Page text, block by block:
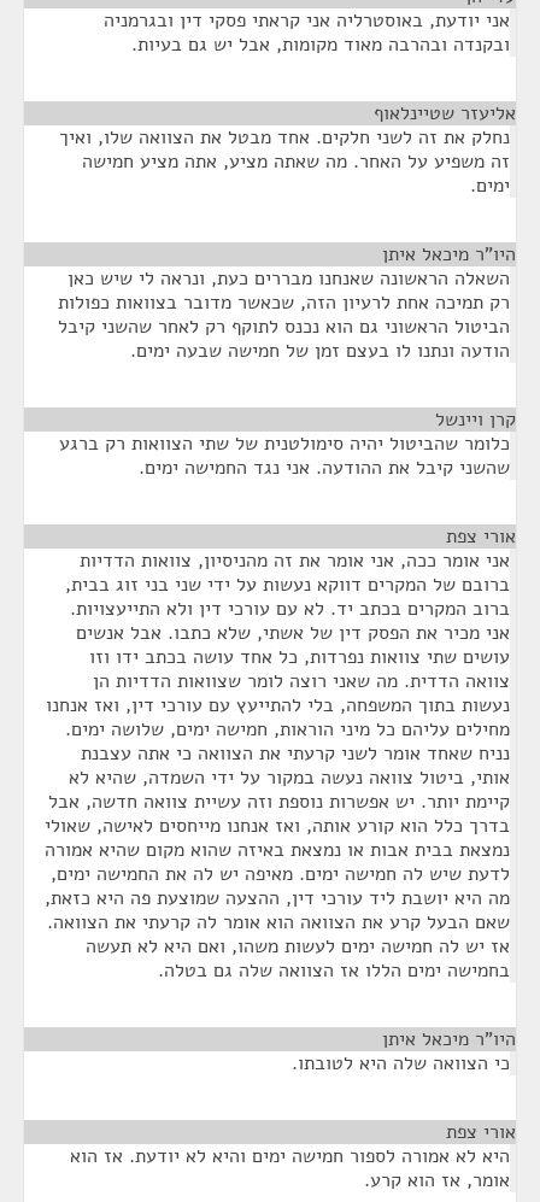
אני יודעת, באוסטרליה אני קראתי פסקי דין ובגרמניה
ובקנדה ובהרבה מאוד מקומות, אבל יש גם בעיות.
אליעזר שטיינלאוף
נחלק את זה לשני חלקים. אחד מבטל את הצוואה שלו, ואיך
זה משפיע על האחר. מה שאתה מציע, אתה מציע חמישה
ימים.
היו"ר מיכאל איתן
השאלה הראשונה שאנחנו מבררים כעת, ונראה לי שיש כאן
רק תמיכה אחת לרעיון הזה, שכאשר מדובר בצוואות כפולות
הביטול הראשוני גם הוא נכנס לתוקף רק לאחר שהשני קיבל
הודעה ונתנו לו בעצם זמן של חמישה שבעה ימים.
קרן ויינשל
כלומר שהביטול יהיה סימולטנית של שתי הצוואות רק ברגע
שהשני קיבל את ההודעה. אני נגד החמישה ימים.
אורי צפת
אני אומר ככה, אני אומר את זה מהניסיון, צוואות הדדיות
ברובם של המקרים דווקא נעשות על ידי שני בני זוג בבית,
ברוב המקרים בכתב יד. לא עם עורכי דין ולא התייעצויות.
אני מכיר את הפסק דין של אשתי, שלא כתבו. אבל אנשים
עושים שתי צוואות נפרדות, כל אחד עושה בכתב ידו וזו
צוואה הדדית. מה שאני רוצה לומר שצוואות הדדיות הן
נעשות בתוך המשפחה, בלי להתייעץ עם עורכי דין, ואז אנחנו
מחילים עליהם כל מיני הוראות, חמישה ימים, שלושה ימים.
נניח שאחד אומר לשני קרעתי את הצוואה כי אתה עצבנת
אותי, ביטול צוואה נעשה במקור על ידי השמדה, שהיא לא
קיימת יותר. יש אפשרות נוספת וזה עשיית צוואה חדשה, אבל
בדרך כלל הוא קורע אותה, ואז אנחנו מייחסים לאישה, שאולי
נמצאת בבית אבות או נמצאת באיזה שהוא מקום שהיא אמורה
לדעת שיש לה חמישה ימים. מאיפה יש לה את החמישה ימים,
מה היא יושבת ליד עורכי דין, ההצעה שמוצעת פה היא כזאת,
שאם הבעל קרע את הצוואה הוא אומר לה קרעתי את הצוואה.
אז יש לה חמישה ימים לעשות משהו, ואם היא לא תעשה
בחמישה ימים הללו אז הצוואה שלה גם בטלה.
היו"ר מיכאל איתן
כי הצוואה שלה היא לטובתו.
אורי צפת
היא לא אמורה לספור חמישה ימים והיא לא יודעת. אז הוא
אומר, אז הוא קרע.